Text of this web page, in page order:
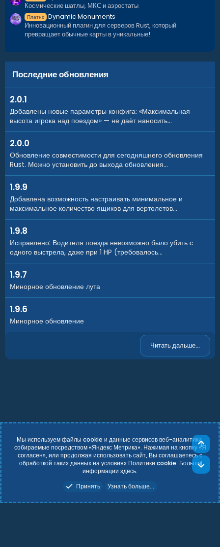
Пользовательские точки спавна
Если вы используете пользовательскую карту, на которой
нет спавна поездов, но есть железная дорога, то для
работы плагина на поверхности необходимо добавить
пользовательские точки спавна поезда.
Инструкция:
Встаньте в том месте, где должен появляться поезд.
Если появится сообщение о создании точки,
активируйте параметр «Использовать кастомные
точки спавна [true/false]» в конфигурационном
несколько точек спавна поезда.
Космические шатлы, МКС и аэростаты
Платно Dynamic Monuments
Инновационный плагин для серверов Rust, который
превращает обычные карты в уникальные!
Последние обновления
2.0.1
Добавлены новые параметры конфига: «Максимальная
высота игрока над поездом» — не даёт наносить...
2.0.0
Обновление совместимости для сегодняшнего обновления
Rust. Можно установить до выхода обновления...
1.9.9
Добавлена возможность настраивать минимальное и
максимальное количество ящиков для вертолетов...
1.9.8
Исправлено: Водителя поезда невозможно было убить с
одного выстрела, даже при 1 HP (требовалось...
1.9.7
Минорное обновление лута
1.9.6
Минорное обновление
Читать дальше...
Russian (RU)
Условия и правила
Политика конфиденциальности
Справка Главная
R
Мы используем файлы cookie и данные сервисов веб-аналитики,
собираемые посредством «Яндекс Метрика». Нажимая на кнопку «Я
согласен», или продолжая использовать сайт, Вы соглашаетесь с
обработкой таких данных на условиях Политики cookie. Больше
информации здесь.
Принять
Узнать больше...